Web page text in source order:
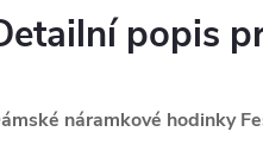
popis
náramkové hodinky